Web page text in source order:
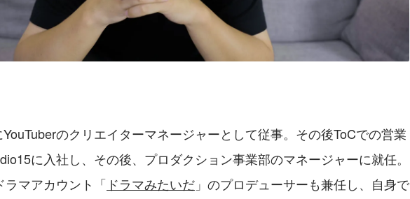
のクリエイターマネージャーとして従事。その後ToCでの営業
に入社し、その後、プロダクション事業部のマネージャーに就任。
マアカウント「 ドラマみたいだ 」のプロデューサーも兼任し、自身で